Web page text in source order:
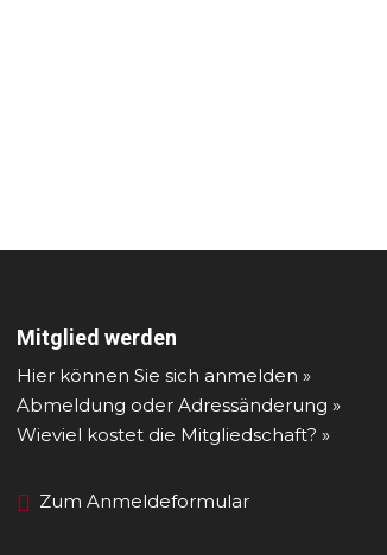
Mitglied werden
Hier können Sie sich anmelden »
Abmeldung oder Adressänderung »
Wieviel kostet die Mitgliedschaft? »
Zum Anmeldeformular